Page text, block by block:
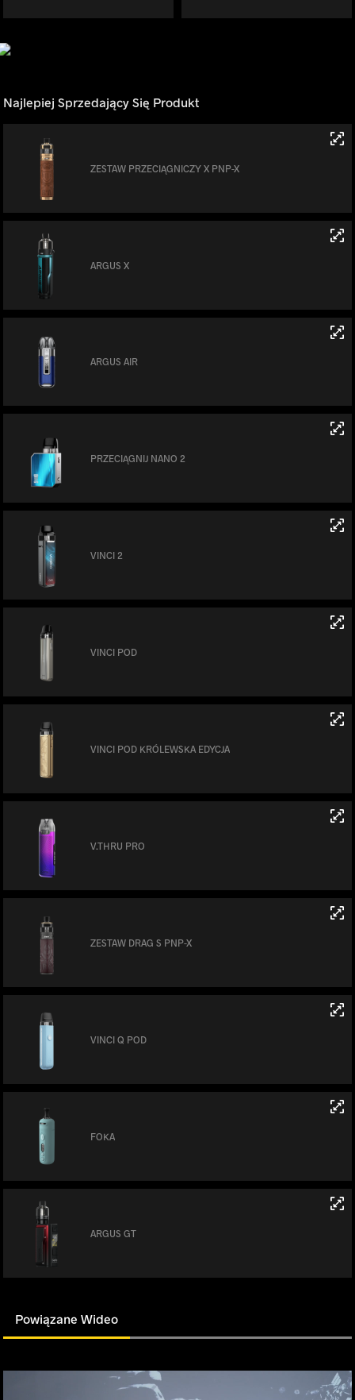
Najlepiej Sprzedający Się Produkt
ZESTAW PRZECIĄGNICZY X PNP-X
ARGUS X
ARGUS AIR
PRZECIĄGNIJ NANO 2
VINCI 2
VINCI POD
VINCI POD KRÓLEWSKA EDYCJA
V.THRU PRO
ZESTAW DRAG S PNP-X
VINCI Q POD
FOKA
ARGUS GT
Powiązane Wideo